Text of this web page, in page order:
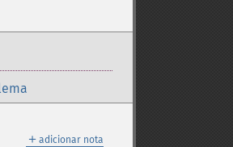
＋ adicionar nota